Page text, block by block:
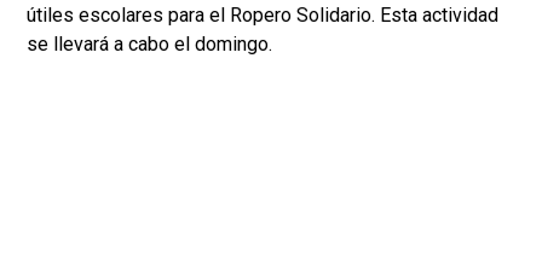
útiles escolares para el Ropero Solidario. Esta actividad
se llevará a cabo el domingo.